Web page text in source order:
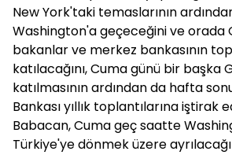
New York'taki temaslarının
Washington'a geçeceğini ve orada
bakanlar ve merkez bankasının
katılacağını, Cuma günü bir başka
katılmasının ardından da hafta
Bankası yıllık toplantılarına iştirak
Babacan, Cuma geç saatte
Türkiye'ye dönmek üzere